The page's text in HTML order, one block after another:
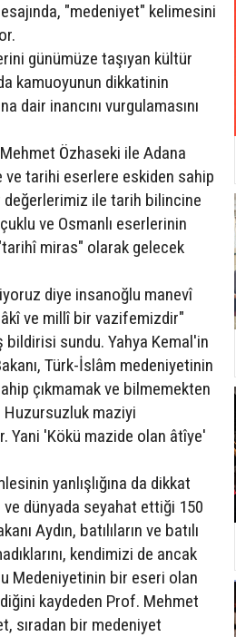
"medeniyet" kelimesini
günümüze taşıyan kültür
kamuoyunun dikkatinin
dair inancını vurgulamasını
Özhaseki ile Adana
ve tarihi eserlere eskiden sahip
değerlerimiz ile tarih bilincine
ve Osmanlı eserlerinin
miras" olarak gelecek
diye insanoğlu manevî
ve millî bir vazifemizdir"
bildirisi sundu. Yahya Kemal'in
Türk-İslâm medeniyetinin
çıkmamak ve bilmemekten
Huzursuzluk maziyi
Yani 'Kökü mazide olan âtîye'
yanlışlığına da dikkat
ve dünyada seyahat ettiği 150
Aydın, batılıların ve batılı
kendimizi de ancak
Medeniyetinin bir eseri olan
kaydeden Prof. Mehmet
sıradan bir medeniyet